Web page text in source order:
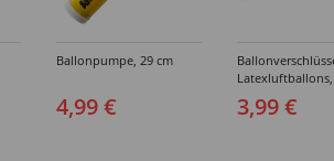
Ballonpumpe, 29 cm
4,99 € 3,99 €